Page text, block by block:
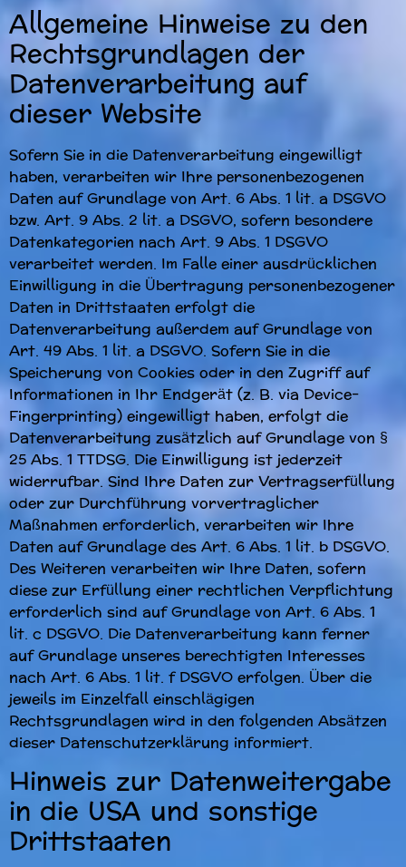
Allgemeine Hinweise zu den
Rechtsgrundlagen der
Datenverarbeitung auf
dieser Website
Sofern Sie in die Datenverarbeitung eingewilligt
haben, verarbeiten wir Ihre personenbezogenen
Daten auf Grundlage von Art. 6 Abs. 1 lit. a DSGVO
bzw. Art. 9 Abs. 2 lit. a DSGVO, sofern besondere
Datenkategorien nach Art. 9 Abs. 1 DSGVO
verarbeitet werden. Im Falle einer ausdrücklichen
Einwilligung in die Übertragung personenbezogener
Daten in Drittstaaten erfolgt die
Datenverarbeitung außerdem auf Grundlage von
Art. 49 Abs. 1 lit. a DSGVO. Sofern Sie in die
Speicherung von Cookies oder in den Zugriff auf
Informationen in Ihr Endgerät (z. B. via Device-
Fingerprinting) eingewilligt haben, erfolgt die
Datenverarbeitung zusätzlich auf Grundlage von §
25 Abs. 1 TTDSG. Die Einwilligung ist jederzeit
widerrufbar. Sind Ihre Daten zur Vertragserfüllung
oder zur Durchführung vorvertraglicher
Maßnahmen erforderlich, verarbeiten wir Ihre
Daten auf Grundlage des Art. 6 Abs. 1 lit. b DSGVO.
Des Weiteren verarbeiten wir Ihre Daten, sofern
diese zur Erfüllung einer rechtlichen Verpflichtung
erforderlich sind auf Grundlage von Art. 6 Abs. 1
lit. c DSGVO. Die Datenverarbeitung kann ferner
auf Grundlage unseres berechtigten Interesses
nach Art. 6 Abs. 1 lit. f DSGVO erfolgen. Über die
jeweils im Einzelfall einschlägigen
Rechtsgrundlagen wird in den folgenden Absätzen
dieser Datenschutzerklärung informiert.
Hinweis zur Datenweitergabe
in die USA und sonstige
Drittstaaten